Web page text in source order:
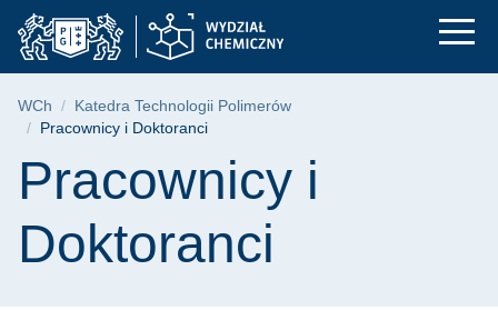
Przejdź
do
menu
Przejdź
do
wyszukiwarki
Przejdź
do
treści
Pracownicy i
Ścieżka nawigacyjna
WCh
Katedra Technologii Polimerów
Pracownicy i Doktoranci
Treść strony
Pracownicy i
Doktoranci